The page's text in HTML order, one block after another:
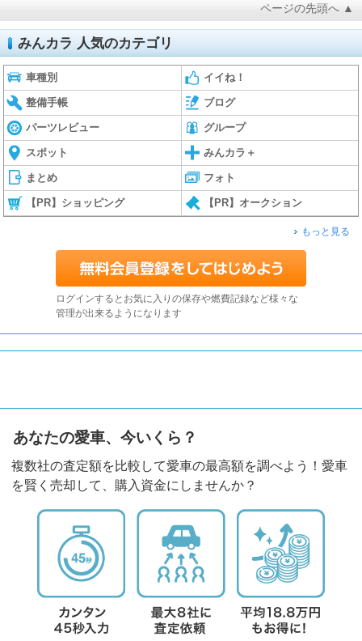
ページの先頭へ ▲
みんカラ 人気のカテゴリ
車種別 イイね！
整備手帳 ブログ
パーツレビュー グループ
スポット みんカラ＋
まとめ フォト
【PR】ショッピング 【PR】オークション
もっと見る
ログインするとお気に入りの保存や燃費記録など様々な
管理が出来るようになります
あなたの愛車、今いくら？
複数社の査定額を比較して愛車の最高額を調べよう！愛車
を賢く売却して、購入資金にしませんか？